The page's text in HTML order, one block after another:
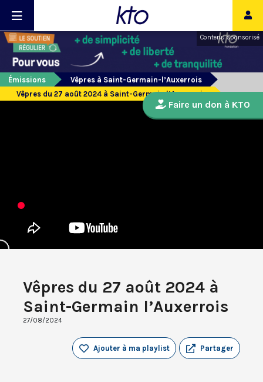
Contenu sponsorisé
Émissions
Vêpres à Saint-Germain-l’Auxerrois
Vêpres du 27 août 2024 à Saint-Germain l’Auxerrois
Vêpres du 27 août 2024 à
Saint-Germain l’Auxerrois
27/08/2024
Partager
Ajouter à ma playlist
Faire un don à KTO